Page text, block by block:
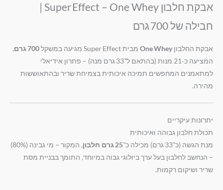
אבקת חלבון Super Effect – One Whey |
חבילה של 700 גרם
אבקת החלבון One Whey מבית Super Effect מגיעה במשקל 700 גרם
,
המציעה כ‑21
מנות (בהתאם ל־33 גרם מנה) – פתרון אידיאלי
למתאמנים המחפשים תמיכה איכותית בצמיחת שריר ובהתאוששות
מהירה.
יתרונות עיקריים
תכולת חלבון גבוהה ואיכותית
מנת הגשה (כ־33 גרם) מכילה כ־
25 גרם חלבון
, המקור – מי גבינה (80%)
– הנחשב לחלבון בעל ערך ביולוגי גבוה במיוחד, התומך בבניית מסת
שריר ושיקום רקמות.